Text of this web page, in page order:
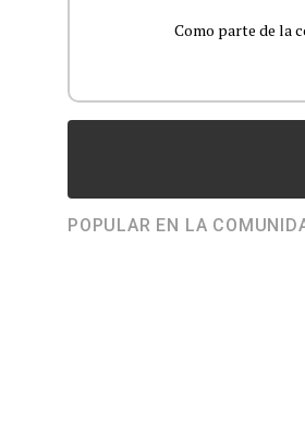
Como parte de la
POPULAR EN LA